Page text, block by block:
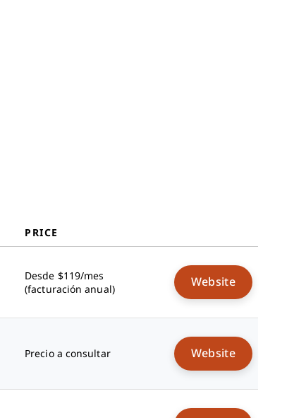
PRICE
Desde $119/mes
(facturación anual)
Website
Precio a consultar Website